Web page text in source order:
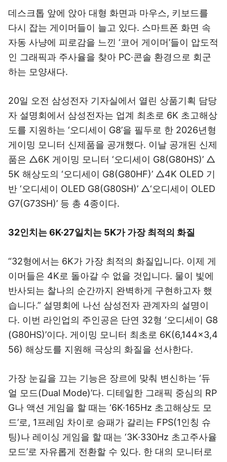
데스크톱 앞에 앉아 대형 화면과 마우스, 키보드를
다시 잡는 게이머들이 늘고 있다. 스마트폰 화면 속
자동 사냥에 피로감을 느낀 ‘코어 게이머’들이 압도적
인 그래픽과 주사율을 찾아 PC·콘솔 환경으로 회군
하는 모양새다.
20일 오전 삼성전자 기자실에서 열린 상품기획 담당
자 설명회에서 삼성전자는 업계 최초로 6K 초고해상
도를 지원하는 ‘오디세이 G8’을 필두로 한 2026년형
게이밍 모니터 신제품을 공개했다. 이날 공개된 신제
품은 △6K 게이밍 모니터 ‘오디세이 G8(G80HS)’ △
5K 해상도의 ‘오디세이 G8(G80HF)’ △4K OLED 기
반 ‘오디세이 OLED G8(G80SH)’ △‘오디세이 OLED
G7(G73SH)’ 등 총 4종이다.
32인치는 6K·27일치는 5K가 가장 최적의 화질
“32형에서는 6K가 가장 최적의 화질입니다. 이제 게
이머들은 4K로 돌아갈 수 없을 것입니다. 물이 빛에
반사되는 찰나의 순간까지 완벽하게 구현하고자 했
습니다.” 설명회에 나선 삼성전자 관계자의 설명이
다. 이번 라인업의 주인공은 단연 32형 ‘오디세이 G8
(G80HS)’이다. 게이밍 모니터 최초로 6K(6,144×3,4
56) 해상도를 지원해 극상의 화질을 선사한다.
가장 눈길을 끄는 기능은 장르에 맞춰 변신하는 ‘듀
얼 모드(Dual Mode)’다. 디테일한 그래픽 중심의 RP
G나 액션 게임을 할 때는 ‘6K·165Hz 초고해상도 모
드’로, 1프레임 차이로 승패가 갈리는 FPS(1인칭 슈
팅)나 레이싱 게임을 할 때는 ‘3K·330Hz 초고주사율
모드’로 자유롭게 전환할 수 있다. 한 대의 모니터로